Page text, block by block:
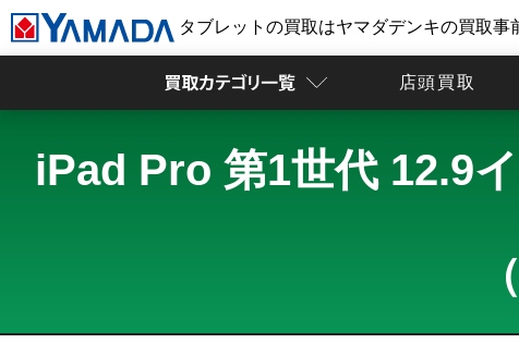
タブレットの買取はヤマダデンキの買取事
店頭買取
iPad Pro 第1世代 12.9